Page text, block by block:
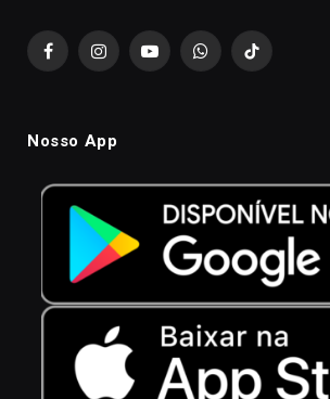
FacebookInstagramYouTubeWhatsAppTikTok
Nosso App